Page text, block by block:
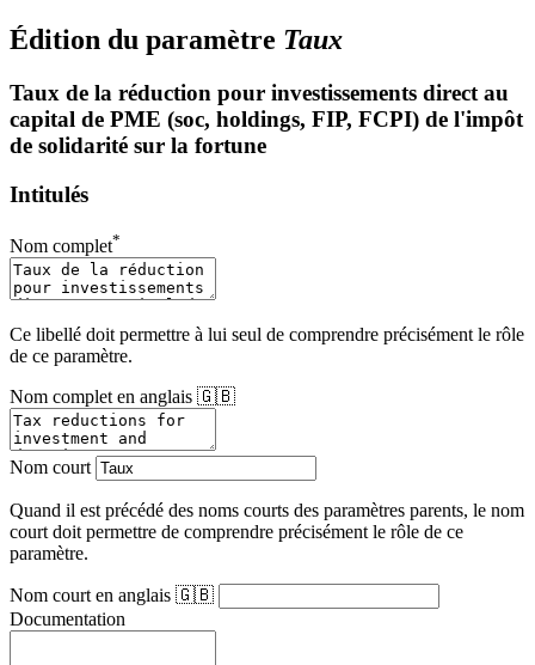
Édition du paramètre Taux
Taux de la réduction pour investissements direct au
capital de PME (soc, holdings, FIP, FCPI) de l'impôt
de solidarité sur la fortune
Intitulés
Nom complet*
Ce libellé doit permettre à lui seul de comprendre précisément le rôle
de ce paramètre.
Nom complet en anglais 🇬🇧
Nom court
Quand il est précédé des noms courts des paramètres parents, le nom
court doit permettre de comprendre précisément le rôle de ce
paramètre.
Nom court en anglais 🇬🇧
Documentation